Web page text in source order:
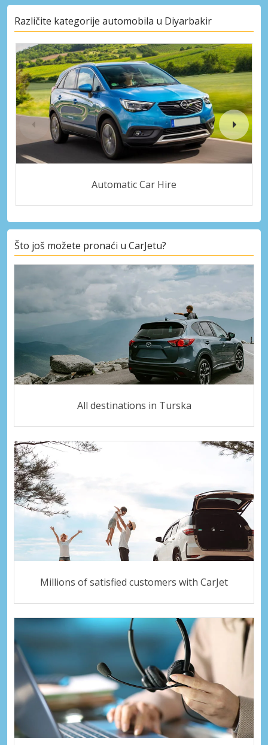
Različite kategorije automobila u Diyarbakir
Automatic Car Hire
Što još možete pronaći u CarJetu?
All destinations in Turska
Millions of satisfied customers with CarJet